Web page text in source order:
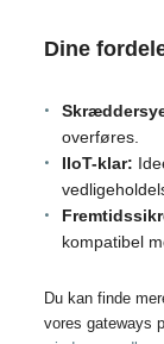
Dine
overføres.
IIoT-klar:
kompatibel
Du kan finde
vores gateways